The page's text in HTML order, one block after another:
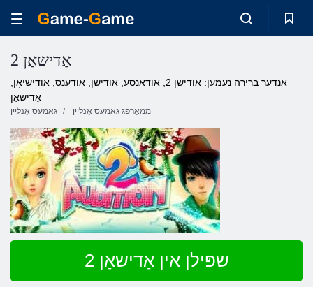
אַדישאַן 2
אנדער ברירה נעמען: אַודישן 2, אַודאַנסע, אַודישן, אַודענס, אַודישיאָן,
אַדישאַן
גאַמעס אָנליין ממאָרפּג גאַמעס אָנליין
שפּילן אין אַדישאַן 2